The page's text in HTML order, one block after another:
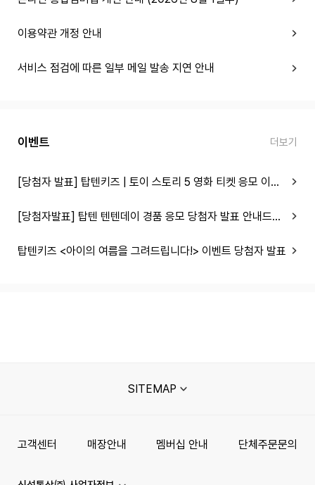
이용약관 개정 안내
서비스 점검에 따른 일부 메일 발송 지연 안내
이벤트 더보기
[당첨자 발표] 탑텐키즈 | 토이 스토리 5 영화 티켓 응모 이벤트
[당첨자발표] 탑텐 텐텐데이 경품 응모 당첨자 발표 안내드립니다.
탑텐키즈 <아이의 여름을 그려드립니다!> 이벤트 당첨자 발표
SITEMAP
고객센터 매장안내 멤버십 안내 단체주문문의